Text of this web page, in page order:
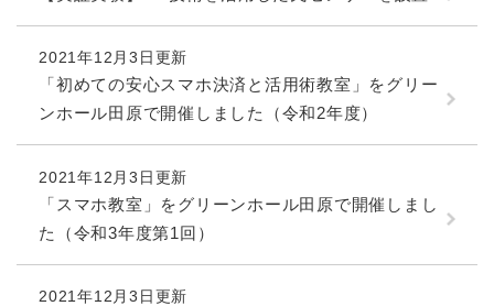
2021年12月3日更新
「初めての安心スマホ決済と活用術教室」をグリー
ンホール田原で開催しました（令和2年度）
2021年12月3日更新
「スマホ教室」をグリーンホール田原で開催しまし
た（令和3年度第1回）
2021年12月3日更新